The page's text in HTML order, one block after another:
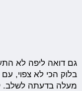
גם דואה ליפה לא
בלוק הכי לא צפוי,
מעלה בדעתה לשלב.